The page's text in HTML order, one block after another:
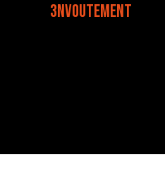
3NVOUTEMENT